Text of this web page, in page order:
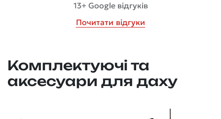
13+ Google відгуків
Почитати відгуки
Комплектуючі та
аксесуари для даху